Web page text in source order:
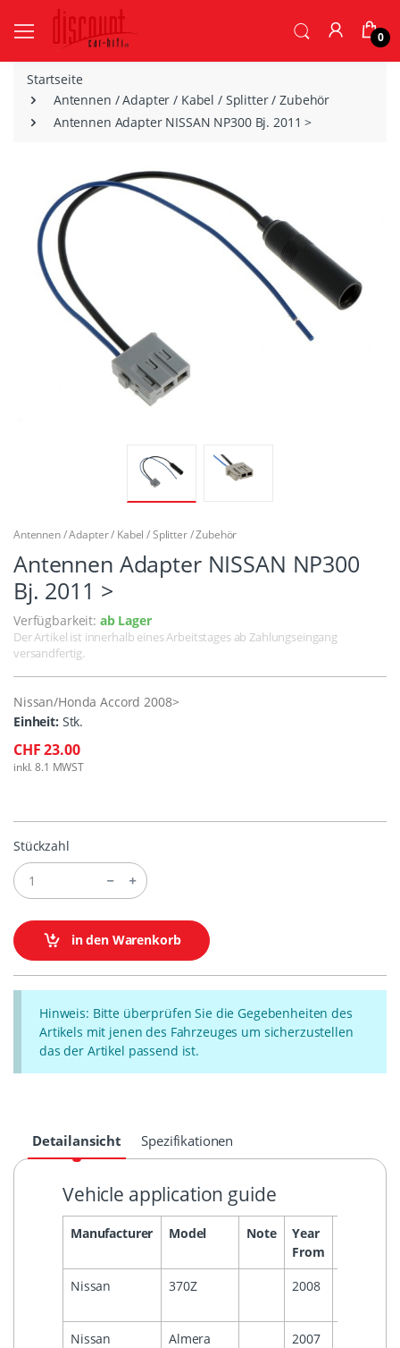
0
Startseite
Antennen / Adapter / Kabel / Splitter / Zubehör
Antennen Adapter NISSAN NP300 Bj. 2011 >
Antennen / Adapter / Kabel / Splitter / Zubehör
Antennen Adapter NISSAN NP300
Bj. 2011 >
Verfügbarkeit: ab Lager
Der Artikel ist innerhalb eines Arbeitstages ab Zahlungseingang
versandfertig.
Nissan/Honda Accord 2008>
Einheit: Stk.
CHF 23.00
inkl. 8.1 MWST
Stückzahl
in den Warenkorb
Hinweis: Bitte überprüfen Sie die Gegebenheiten des
Artikels mit jenen des Fahrzeuges um sicherzustellen
das der Artikel passend ist.
Detailansicht Spezifikationen
Vehicle application guide
Manufacturer Model Note
Year
From
Nissan 370Z 2008
Nissan Almera 2007